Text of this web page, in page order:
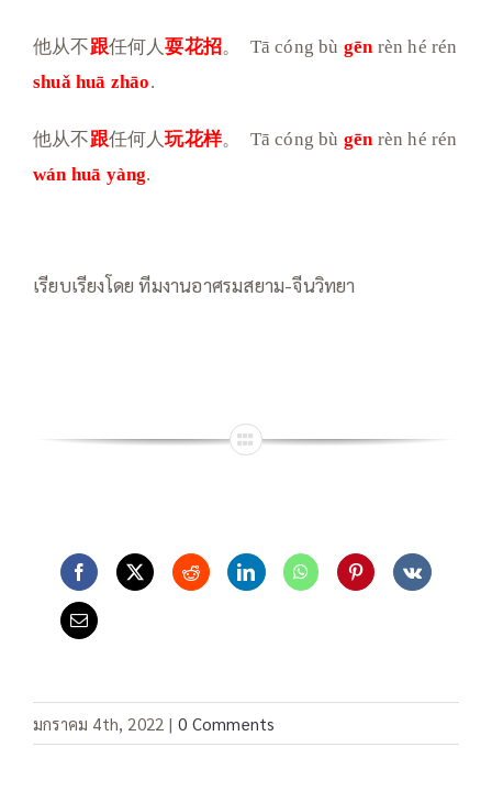
他从不跟任何人耍花招。 Tā cóng bù gēn rèn hé rén
shuǎ huā zhāo.
他从不跟任何人玩花样。 Tā cóng bù gēn rèn hé rén
wán huā yàng.
เรียบเรียงโดย ทีมงานอาศรมสยาม-จีนวิทยา
มกราคม 4th, 2022 | 0 Comments